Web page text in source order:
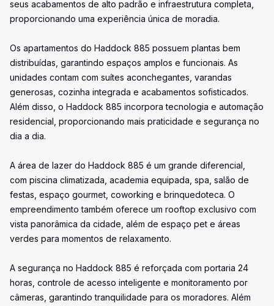
seus acabamentos de alto padrão e infraestrutura completa,
proporcionando uma experiência única de moradia.
Os apartamentos do Haddock 885 possuem plantas bem
distribuídas, garantindo espaços amplos e funcionais. As
unidades contam com suítes aconchegantes, varandas
generosas, cozinha integrada e acabamentos sofisticados.
Além disso, o Haddock 885 incorpora tecnologia e automação
residencial, proporcionando mais praticidade e segurança no
dia a dia.
A área de lazer do Haddock 885 é um grande diferencial,
com piscina climatizada, academia equipada, spa, salão de
festas, espaço gourmet, coworking e brinquedoteca. O
empreendimento também oferece um rooftop exclusivo com
vista panorâmica da cidade, além de espaço pet e áreas
verdes para momentos de relaxamento.
A segurança no Haddock 885 é reforçada com portaria 24
horas, controle de acesso inteligente e monitoramento por
câmeras, garantindo tranquilidade para os moradores. Além